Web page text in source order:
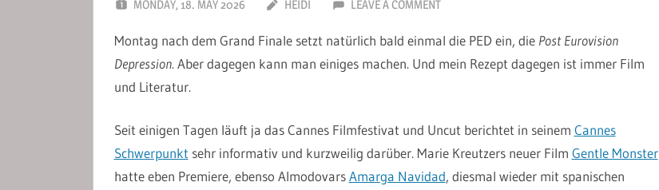
MONDAY, 18. MAY 2026 HEIDI LEAVE A COMMENT
Montag nach dem Grand Finale setzt natürlich bald einmal die PED ein, die Post Eurovision
Depression. Aber dagegen kann man einiges machen. Und mein Rezept dagegen ist immer Film
und Literatur.
Seit einigen Tagen läuft ja das Cannes Filmfestivat und Uncut berichtet in seinem Cannes
Schwerpunkt sehr informativ und kurzweilig darüber. Marie Kreutzers neuer Film Gentle Monster
hatte eben Premiere, ebenso AlmodovarsAmarga Navidad, diesmal wieder mit spanischen